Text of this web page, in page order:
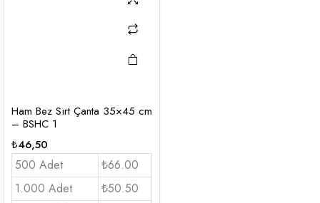
Ham Bez Sırt Çanta 35×45 cm
– BSHC 1
₺46,50
500 Adet
₺66.00
1.000 Adet
₺50.50